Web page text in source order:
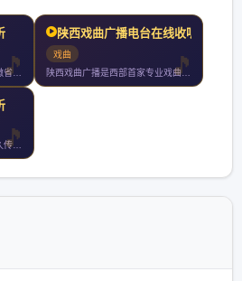
安徽广播电视台戏曲广播是安徽省第一家专业戏曲广播电台于年月日
陕西戏曲广播电台在线收听
戏曲
陕西戏曲广播是西部首家专业戏曲广播弘扬秦腔为主的戏曲文化用当
上海电台戏剧曲艺广播有着悠久传统一向执着于弘扬戏曲艺术戏剧曲